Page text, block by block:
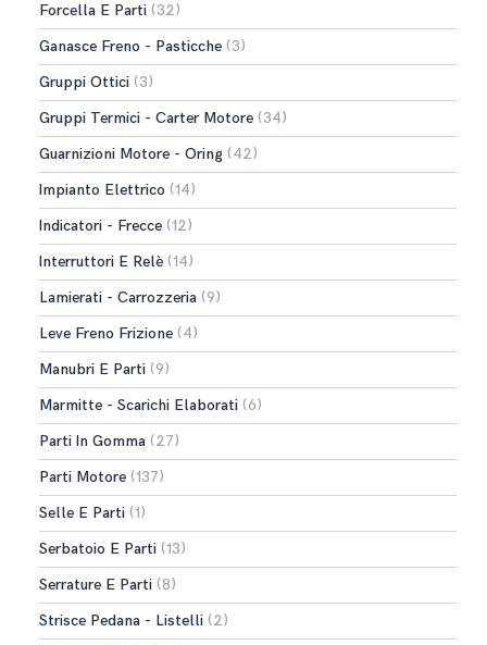
Forcella E Parti (32)
Ganasce Freno - Pasticche (3)
Gruppi Ottici (3)
Gruppi Termici - Carter Motore (34)
Guarnizioni Motore - Oring (42)
Impianto Elettrico (14)
Indicatori - Frecce (12)
Interruttori E Relè (14)
Lamierati - Carrozzeria (9)
Leve Freno Frizione (4)
Manubri E Parti (9)
Marmitte - Scarichi Elaborati (6)
Parti In Gomma (27)
Parti Motore (137)
Selle E Parti (1)
Serbatoio E Parti (13)
Serrature E Parti (8)
Strisce Pedana - Listelli (2)